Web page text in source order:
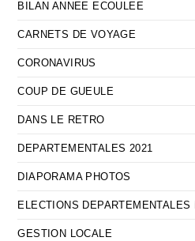
BILAN ANNEE ECOULEE
CARNETS DE VOYAGE
CORONAVIRUS
COUP DE GUEULE
DANS LE RETRO
DEPARTEMENTALES 2021
DIAPORAMA PHOTOS
ELECTIONS DEPARTEMENTALES
GESTION LOCALE